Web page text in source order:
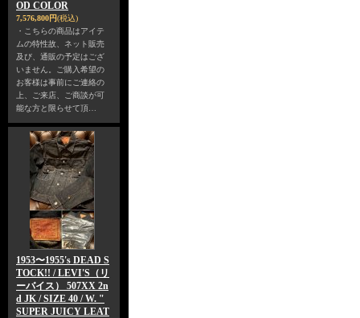
OD COLOR
7,576,800円(税込)
・こちらの商品はアイテ
ムの特性故、ネット販売
及び、通販の予定はござ
いません。ご購入希望の
お客様は事前にご連絡の
上、ご来店、ご商談が可
能な方と限らせて頂…
1953〜1955's DEAD S
TOCK!! / LEVI'S（リ
ーバイス） 507XX 2n
d JK / SIZE 40 / W. "
SUPER JUICY LEAT